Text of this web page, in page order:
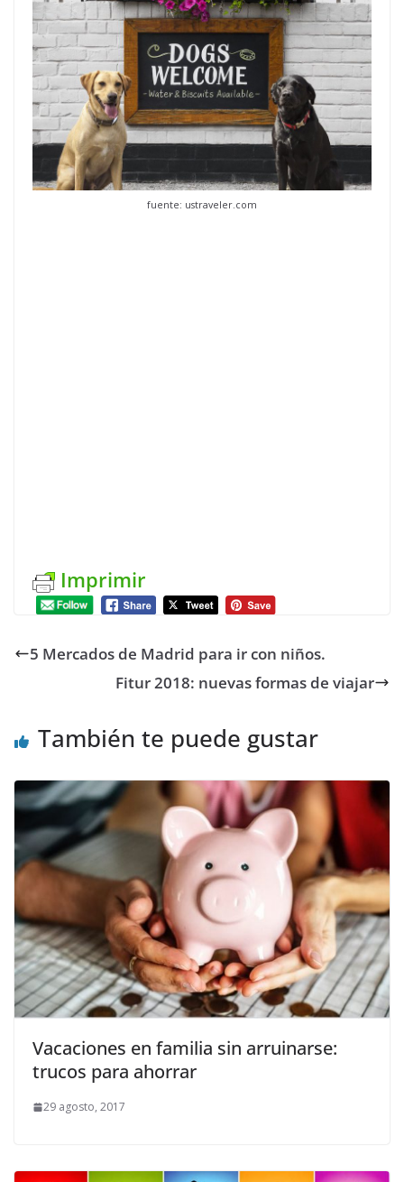
fuente: ustraveler.com
Imprimir
5 Mercados de Madrid para ir con niños.
Fitur 2018: nuevas formas de viajar
También te puede gustar
Vacaciones en familia sin arruinarse:
trucos para ahorrar
29 agosto, 2017